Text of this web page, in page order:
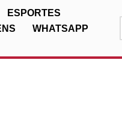
ESPORTES
WHATSAPP